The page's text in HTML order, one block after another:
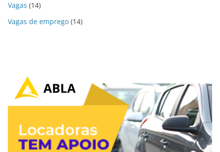
Vagas (14)
Vagas de emprego (14)